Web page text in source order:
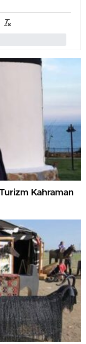
Kahraman